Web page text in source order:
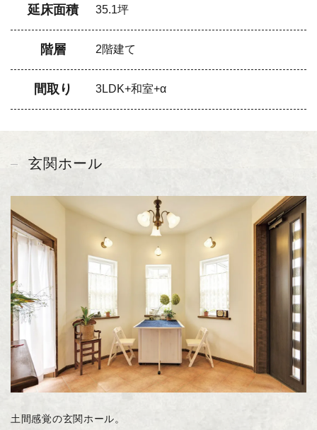
延床面積 35.1坪
階層 2階建て
間取り 3LDK+和室+α
玄関ホール
土間感覚の玄関ホール。